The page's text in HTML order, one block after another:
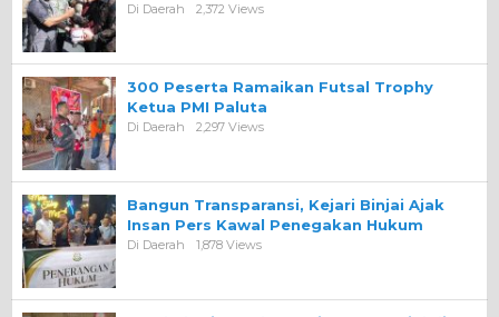
Di Daerah 2,372 Views
300 Peserta Ramaikan Futsal Trophy
Ketua PMI Paluta
Di Daerah 2,297 Views
Bangun Transparansi, Kejari Binjai Ajak
Insan Pers Kawal Penegakan Hukum
Di Daerah 1,878 Views